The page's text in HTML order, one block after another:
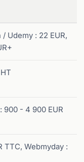
Udemy : 22 EUR,
900 - 4 900 EUR
TTC, Webmyday :